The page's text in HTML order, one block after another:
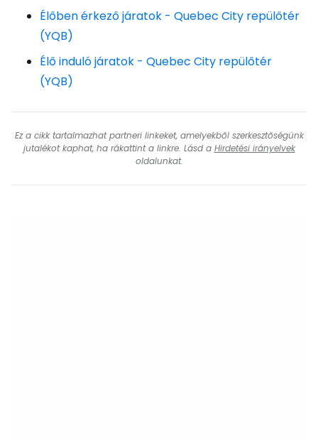
Élőben érkező járatok - Quebec City repülőtér
(YQB)
Élő induló járatok - Quebec City repülőtér
(YQB)
Ez a cikk tartalmazhat partneri linkeket, amelyekből szerkesztőségünk
jutalékot kaphat, ha rákattint a linkre. Lásd a Hirdetési irányelvek
oldalunkat.